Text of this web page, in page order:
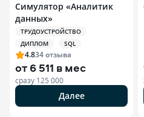
Симулятор «Аналитик
данных»
ТРУДОУСТРОЙСТВО
ДИПЛОМ
SQL
4.834отзыва
от 6 511 в мес
сразу 125 000
Далее